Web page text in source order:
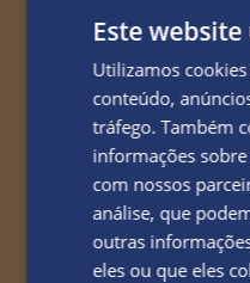
Este
Utilizamos
conteúdo,
tráfego. Também
informações
com nossos
análise, que
outras
eles ou que eles